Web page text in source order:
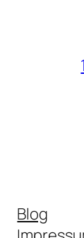
Blog